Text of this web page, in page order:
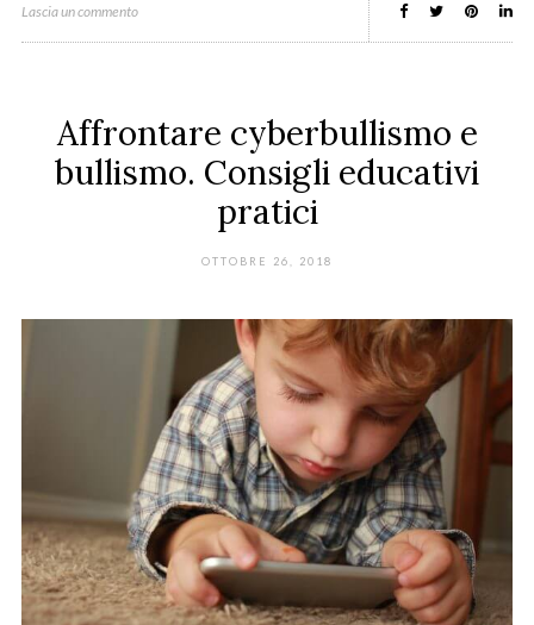
Lascia un commento
Affrontare cyberbullismo e
bullismo. Consigli educativi
pratici
OTTOBRE 26, 2018